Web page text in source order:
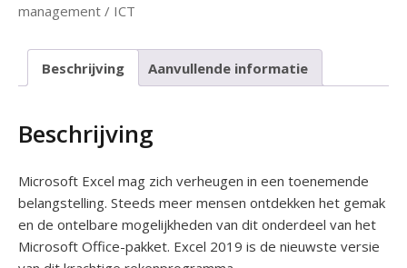
management / ICT
Beschrijving Aanvullende informatie
Beschrijving
Microsoft Excel mag zich verheugen in een toenemende
belangstelling. Steeds meer mensen ontdekken het gemak
en de ontelbare mogelijkheden van dit onderdeel van het
Microsoft Office-pakket. Excel 2019 is de nieuwste versie